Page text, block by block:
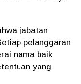
jabatan
pelanggaran
nama baik
yang